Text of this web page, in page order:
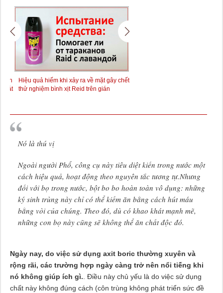
căn
Hiệu quả hiếm khi xảy ra về mặt gây chết:
thử nghiệm bình xịt Reid trên gián
Nó là thú vị
Ngoài người Phổ, công cụ này tiêu diệt kiến ​​trong nước một
cách hiệu quả, hoạt động theo nguyên tắc tương tự.Nhưng
đối với bọ trong nước, bột bo bo hoàn toàn vô dụng: những
ký sinh trùng này chỉ có thể kiếm ăn bằng cách hút máu
bằng vòi của chúng. Theo đó, dù có khao khát mạnh mẽ,
những con bọ này cũng sẽ không thể ăn chất độc đó.
Ngày nay, do việc sử dụng axit boric thường xuyên và
rộng rãi, các trường hợp ngày càng trở nên nổi tiếng khi
nó không giúp ích gì.. Điều này chủ yếu là do việc sử dụng
chất này không đúng cách (côn trùng không phát triển sức đề